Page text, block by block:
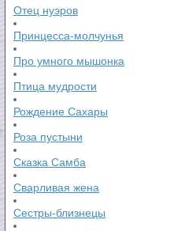
Отец нуэров
Принцесса-молчунья
Про умного мышонка
Птица мудрости
Рождение Сахары
Роза пустыни
Сказка Самба
Сварливая жена
Сестры-близнецы